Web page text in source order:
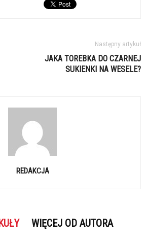
Następny artykuł
JAKA TOREBKA DO CZARNEJ
SUKIENKI NA WESELE?
REDAKCJA
WIĘCEJ OD AUTORA